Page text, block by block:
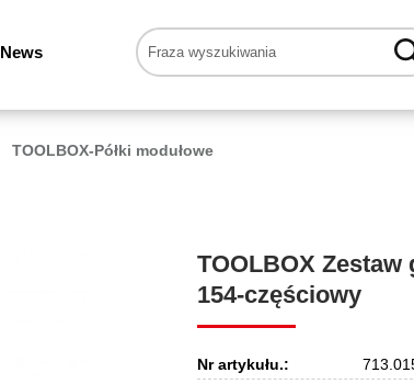
News
TOOLBOX-Półki modułowe
TOOLBOX Zestaw
154-częściowy
Nr artykułu.: